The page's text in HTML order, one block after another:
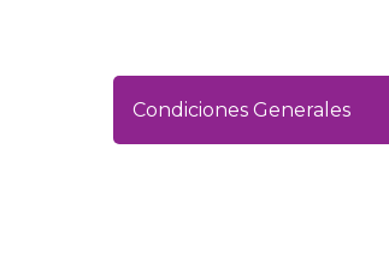
Condiciones Generales